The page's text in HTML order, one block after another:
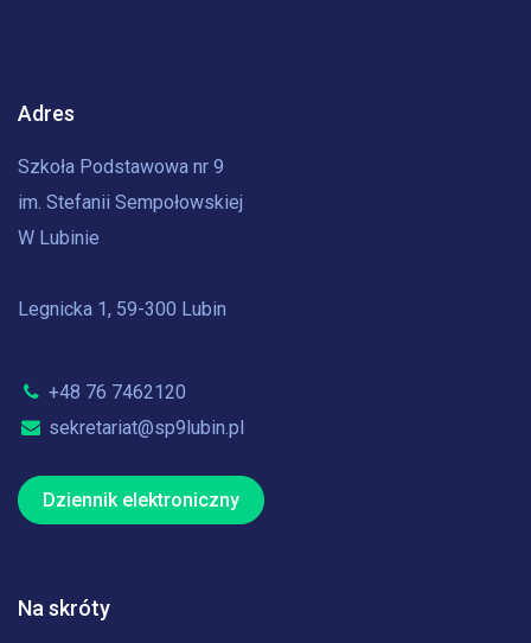
Adres
Szkoła Podstawowa nr 9
im. Stefanii Sempołowskiej
W Lubinie
Legnicka 1, 59-300 Lubin
+48 76 7462120
sekretariat@sp9lubin.pl
Dziennik elektroniczny
Na skróty